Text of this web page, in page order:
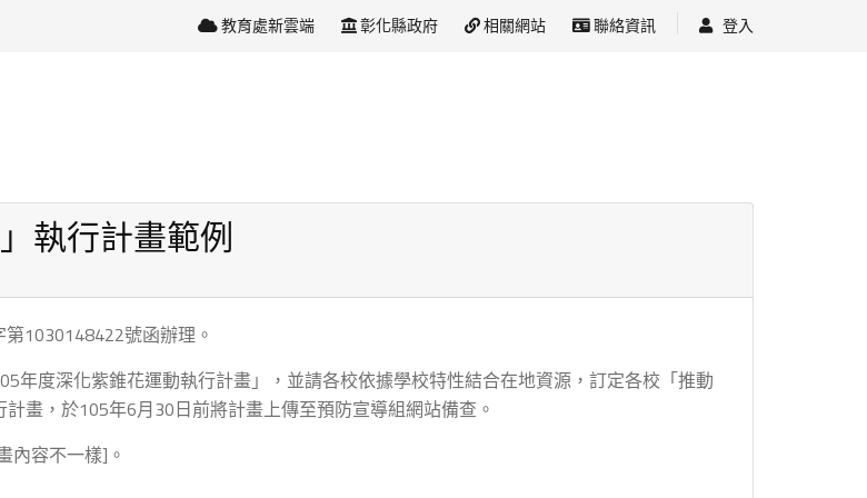
教育處新雲端 彰化縣政府 相關網站 聯絡資訊 登入
執行計畫範例
1030148422號函辦理。
年度深化紫錐花運動執行計畫」，並請各校依據學校特性結合在地資源，訂定各校「推動
畫，於105年6月30日前將計畫上傳至預防宣導組網站備查。
內容不一樣]。